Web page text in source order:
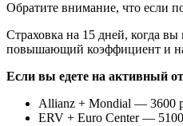
Обратите внимание, что если
Страховка на 15 дней, когда
повышающий коэффициент и на
Если вы едете на активный
Allianz + Mondial — 3600
ERV + Euro Center —